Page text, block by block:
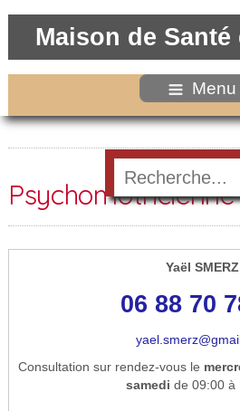
Maison de Santé
Menu
Psychomotricienne
Yaël SMERZ
06 88 70
Consultation sur rendez-vous le
samedi de 09:00 à